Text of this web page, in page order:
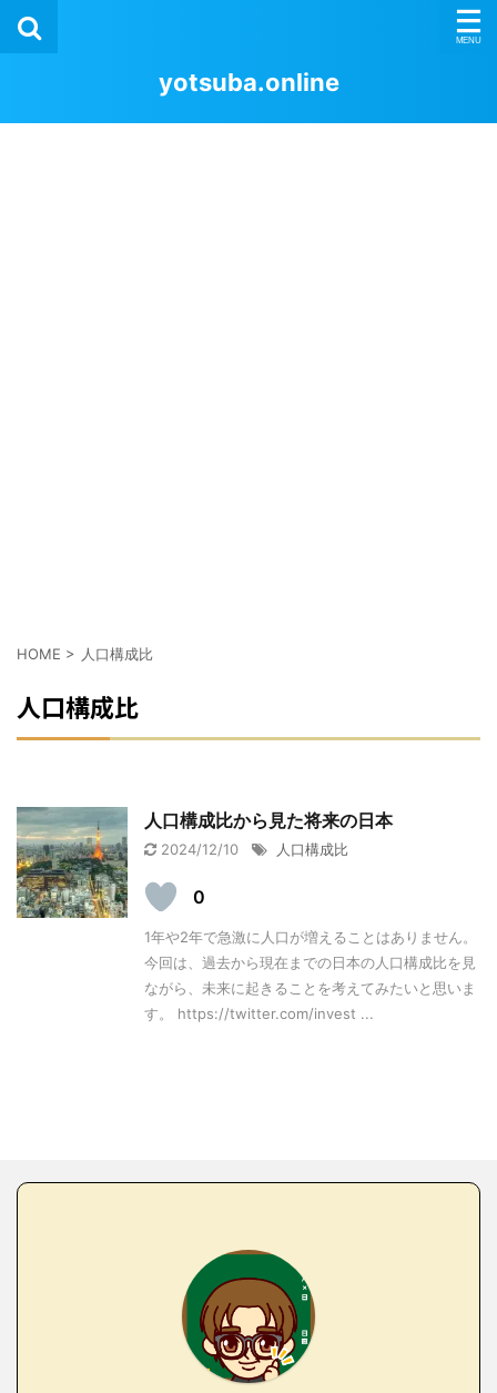
yotsuba.online
HOME > 人口構成比
人口構成比
人口構成比から見た将来の日本
2024/12/10 人口構成比
0
1年や2年で急激に人口が増えることはありません。
今回は、過去から現在までの日本の人口構成比を見
ながら、未来に起きることを考えてみたいと思いま
す。 https://twitter.com/invest ...